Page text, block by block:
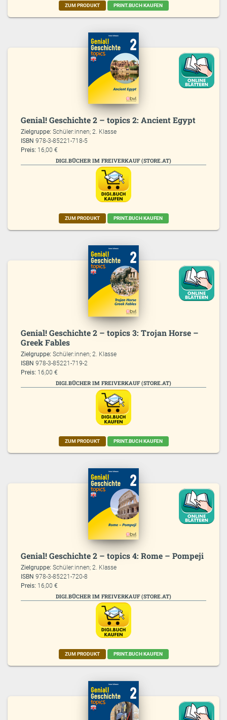
ZUM PRODUKT PRINT.BUCH KAUFEN
Genial! Geschichte 2 – topics 2: Ancient Egypt
Zielgruppe:Schüler:innen; 2. Klasse
ISBN978-3-85221-718-5
Preis: 16,00 €
DIGI.BÜCHER IM FREIVERKAUF (STORE.AT)
ZUM PRODUKT PRINT.BUCH KAUFEN
Genial! Geschichte 2 – topics 3: Trojan Horse –
Greek Fables
Zielgruppe:Schüler:innen; 2. Klasse
ISBN978-3-85221-719-2
Preis: 16,00 €
DIGI.BÜCHER IM FREIVERKAUF (STORE.AT)
ZUM PRODUKT PRINT.BUCH KAUFEN
Genial! Geschichte 2 – topics 4: Rome – Pompeji
Zielgruppe:Schüler:innen; 2. Klasse
ISBN978-3-85221-720-8
Preis: 16,00 €
DIGI.BÜCHER IM FREIVERKAUF (STORE.AT)
ZUM PRODUKT PRINT.BUCH KAUFEN